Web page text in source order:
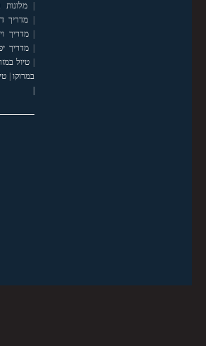
|מלונות
מדריך
|מדריך
|מדריך
טיול
במרוקו|